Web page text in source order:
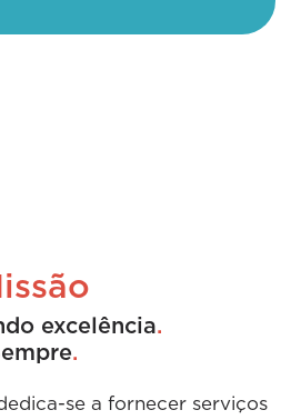
excelência.
.
se a fornecer serviços